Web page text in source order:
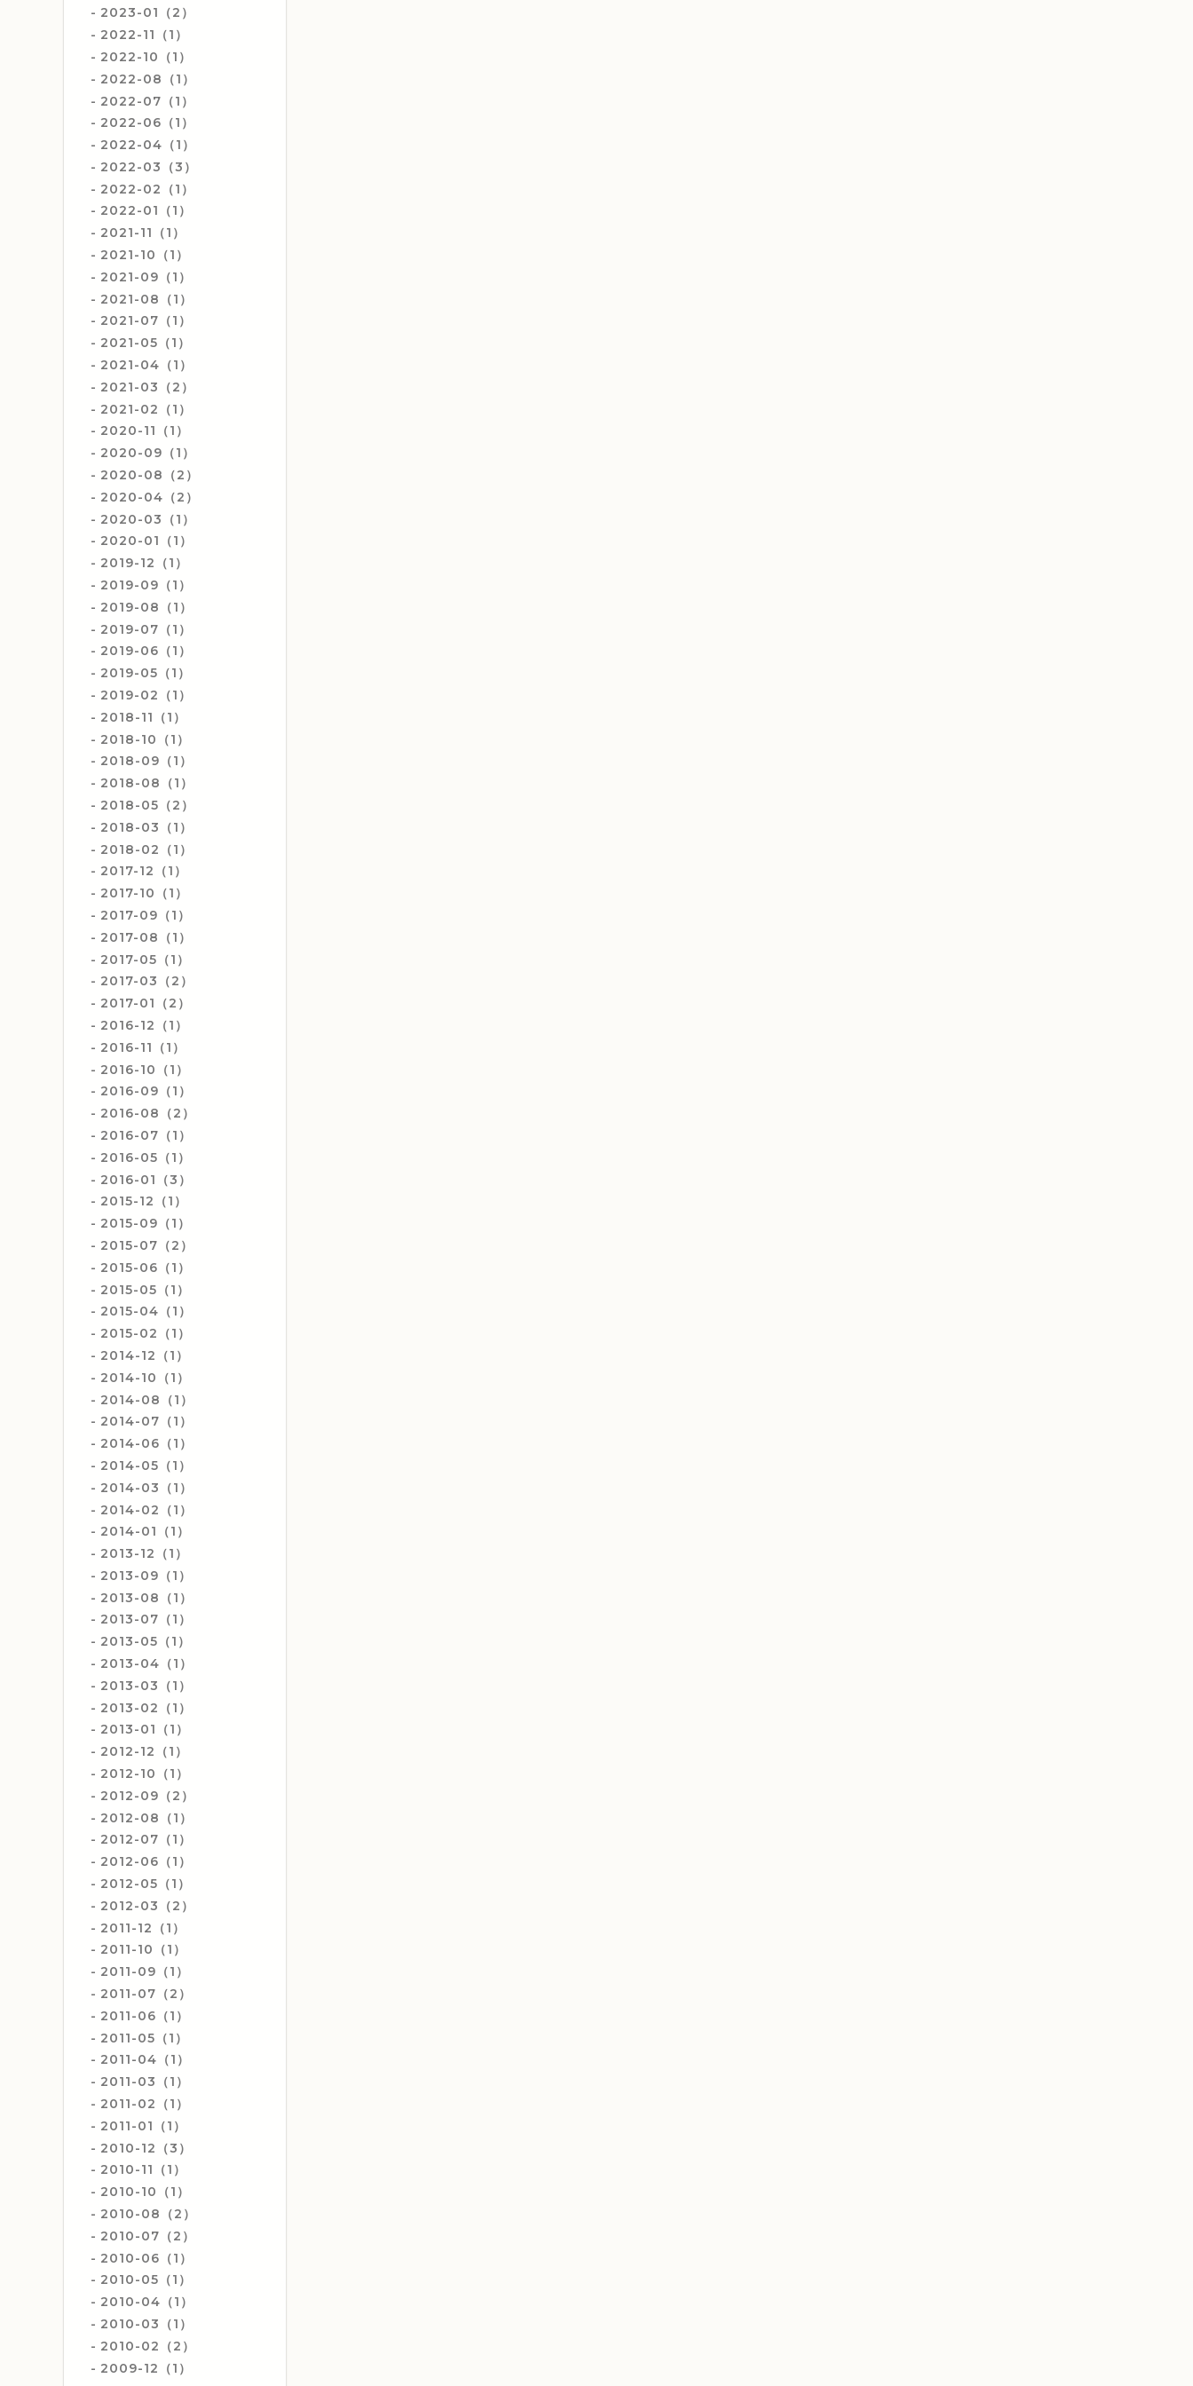
2023-01（2）
2022-11（1）
2022-10（1）
2022-08（1）
2022-07（1）
2022-06（1）
2022-04（1）
2022-03（3）
2022-02（1）
2022-01（1）
2021-11（1）
2021-10（1）
2021-09（1）
2021-08（1）
2021-07（1）
2021-05（1）
2021-04（1）
2021-03（2）
2021-02（1）
2020-11（1）
2020-09（1）
2020-08（2）
2020-04（2）
2020-03（1）
2020-01（1）
2019-12（1）
2019-09（1）
2019-08（1）
2019-07（1）
2019-06（1）
2019-05（1）
2019-02（1）
2018-11（1）
2018-10（1）
2018-09（1）
2018-08（1）
2018-05（2）
2018-03（1）
2018-02（1）
2017-12（1）
2017-10（1）
2017-09（1）
2017-08（1）
2017-05（1）
2017-03（2）
2017-01（2）
2016-12（1）
2016-11（1）
2016-10（1）
2016-09（1）
2016-08（2）
2016-07（1）
2016-05（1）
2016-01（3）
2015-12（1）
2015-09（1）
2015-07（2）
2015-06（1）
2015-05（1）
2015-04（1）
2015-02（1）
2014-12（1）
2014-10（1）
2014-08（1）
2014-07（1）
2014-06（1）
2014-05（1）
2014-03（1）
2014-02（1）
2014-01（1）
2013-12（1）
2013-09（1）
2013-08（1）
2013-07（1）
2013-05（1）
2013-04（1）
2013-03（1）
2013-02（1）
2013-01（1）
2012-12（1）
2012-10（1）
2012-09（2）
2012-08（1）
2012-07（1）
2012-06（1）
2012-05（1）
2012-03（2）
2011-12（1）
2011-10（1）
2011-09（1）
2011-07（2）
2011-06（1）
2011-05（1）
2011-04（1）
2011-03（1）
2011-02（1）
2011-01（1）
2010-12（3）
2010-11（1）
2010-10（1）
2010-08（2）
2010-07（2）
2010-06（1）
2010-05（1）
2010-04（1）
2010-03（1）
2010-02（2）
2009-12（1）